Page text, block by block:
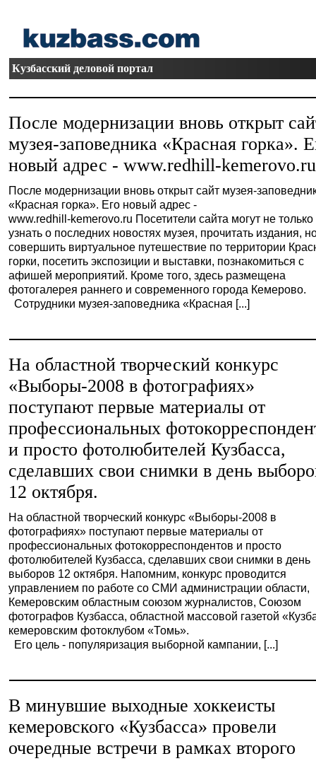
Кузбасский деловой портал
После модернизации вновь открыт
музея-заповедника «Красная горка».
новый адрес - www.redhill-kemerovo.ru
После модернизации вновь открыт сайт музея-
«Красная горка». Его новый адрес -
www.redhill-kemerovo.ru Посетители сайта могут не только
узнать о последних новостях музея, прочитать издания,
совершить виртуальное путешествие по территории
горки, посетить экспозиции и выставки, познакомиться с
афишей мероприятий. Кроме того, здесь размещена
фотогалерея раннего и современного города Кемерово.
Сотрудники музея-заповедника «Красная [...]
На областной творческий конкурс
«Выборы-2008 в фотографиях»
поступают первые материалы от
профессиональных
и просто фотолюбителей Кузбасса,
сделавших свои снимки в день
12 октября.
На областной творческий конкурс «Выборы-2008 в
фотографиях» поступают первые материалы от
профессиональных фотокорреспондентов и просто
фотолюбителей Кузбасса, сделавших свои снимки в день
выборов 12 октября. Напомним, конкурс проводится
управлением по работе со СМИ администрации области,
Кемеровским областным союзом журналистов, Союзом
фотографов Кузбасса, областной массовой газетой
кемеровским фотоклубом «Томь».
Его цель - популяризация выборной кампании, [...]
В минувшие выходные хоккеисты
кемеровского «Кузбасса» провели
очередные встречи в рамках второго